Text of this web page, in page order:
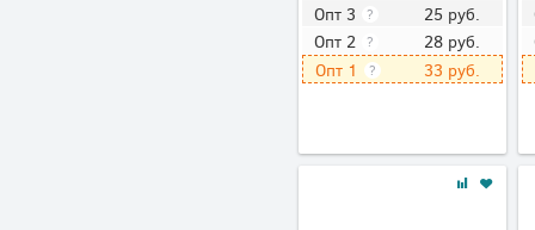
Опт 3 ? 25 руб.
Опт 2 ? 28 руб.
Опт 1 ? 33 руб.